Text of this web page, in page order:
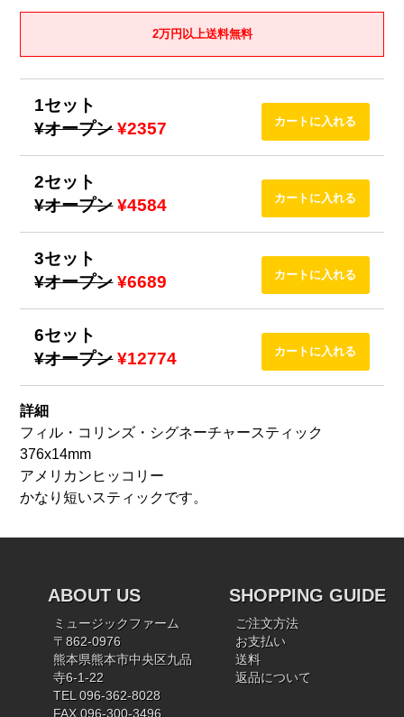
2万円以上送料無料
1セット
¥オープン ¥2357
2セット
¥オープン ¥4584
3セット
¥オープン ¥6689
6セット
¥オープン ¥12774
詳細
フィル・コリンズ・シグネーチャースティック
376x14mm
アメリカンヒッコリー
かなり短いスティックです。
ABOUT US
ミュージックファーム
〒862-0976
熊本県熊本市中央区九品
寺6-1-22
TEL 096-362-8028
FAX 096-300-3496
SHOPPING GUIDE
ご注文方法
お支払い
送料
返品について